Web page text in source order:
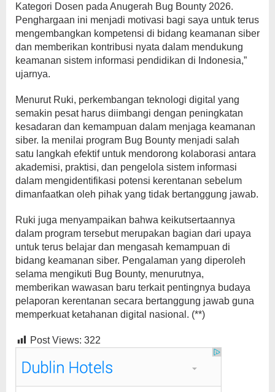
Kategori Dosen pada Anugerah Bug Bounty 2026.
Penghargaan ini menjadi motivasi bagi saya untuk terus
mengembangkan kompetensi di bidang keamanan siber
dan memberikan kontribusi nyata dalam mendukung
keamanan sistem informasi pendidikan di Indonesia,”
ujarnya.
Menurut Ruki, perkembangan teknologi digital yang
semakin pesat harus diimbangi dengan peningkatan
kesadaran dan kemampuan dalam menjaga keamanan
siber. Ia menilai program Bug Bounty menjadi salah
satu langkah efektif untuk mendorong kolaborasi antara
akademisi, praktisi, dan pengelola sistem informasi
dalam mengidentifikasi potensi kerentanan sebelum
dimanfaatkan oleh pihak yang tidak bertanggung jawab.
Ruki juga menyampaikan bahwa keikutsertaannya
dalam program tersebut merupakan bagian dari upaya
untuk terus belajar dan mengasah kemampuan di
bidang keamanan siber. Pengalaman yang diperoleh
selama mengikuti Bug Bounty, menurutnya,
memberikan wawasan baru terkait pentingnya budaya
pelaporan kerentanan secara bertanggung jawab guna
memperkuat ketahanan digital nasional. (**)
Post Views: 322